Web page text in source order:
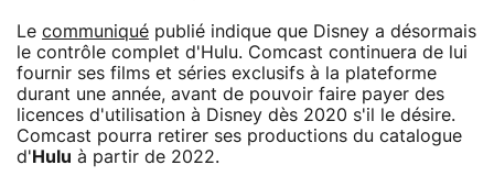
Le communiqué publié indique que Disney a désormais
le contrôle complet d'Hulu. Comcast continuera de lui
fournir ses films et séries exclusifs à la plateforme
durant une année, avant de pouvoir faire payer des
licences d'utilisation à Disney dès 2020 s'il le désire.
Comcast pourra retirer ses productions du catalogue
d' Hulu à partir de 2022.